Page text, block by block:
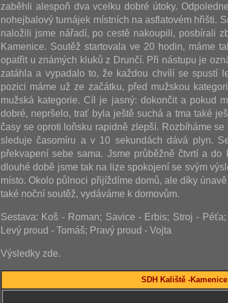
zaběhli alespoň dva vcelku dobré útoky.
nohejbalový turnájek místních na asflatovém hřišti.
naložili jsme nářadí, po cestě nakoupili, posbírali
Kamenice. Soutěž startovala ve 20 hodin, máme
opatřit u známých kluků z Drunčí. Při nástupu je
zatáhla a vypadalo to, že každou chvílí se spustí
pozici máme už ze začátku, před mužskou
mužská kategorie. Cíl je jasný: dokončit a pokud
dobré, nepršelo, trať byla ještě suchá a tma také
časy se oproti loňsku rapidně zlepší. Rozbíháme
sleduje časomíru a v 10 sekundách dává plyn.
překvapení sebe sama. Jsme průběžně čtvrtí a
dlouhé době jsme tak na lize spokojení se svým
místo. Okolo půlnoci přijíždíme domů, ale díky
také noční soutěž, vydáváme k domovům.
Sestava: Koš - Roman; Savice - Erbis; Stroj -
Levý proud - Tomáš; Pravý proud - Vojta
Výsledky zde.
SDH Kaliště -